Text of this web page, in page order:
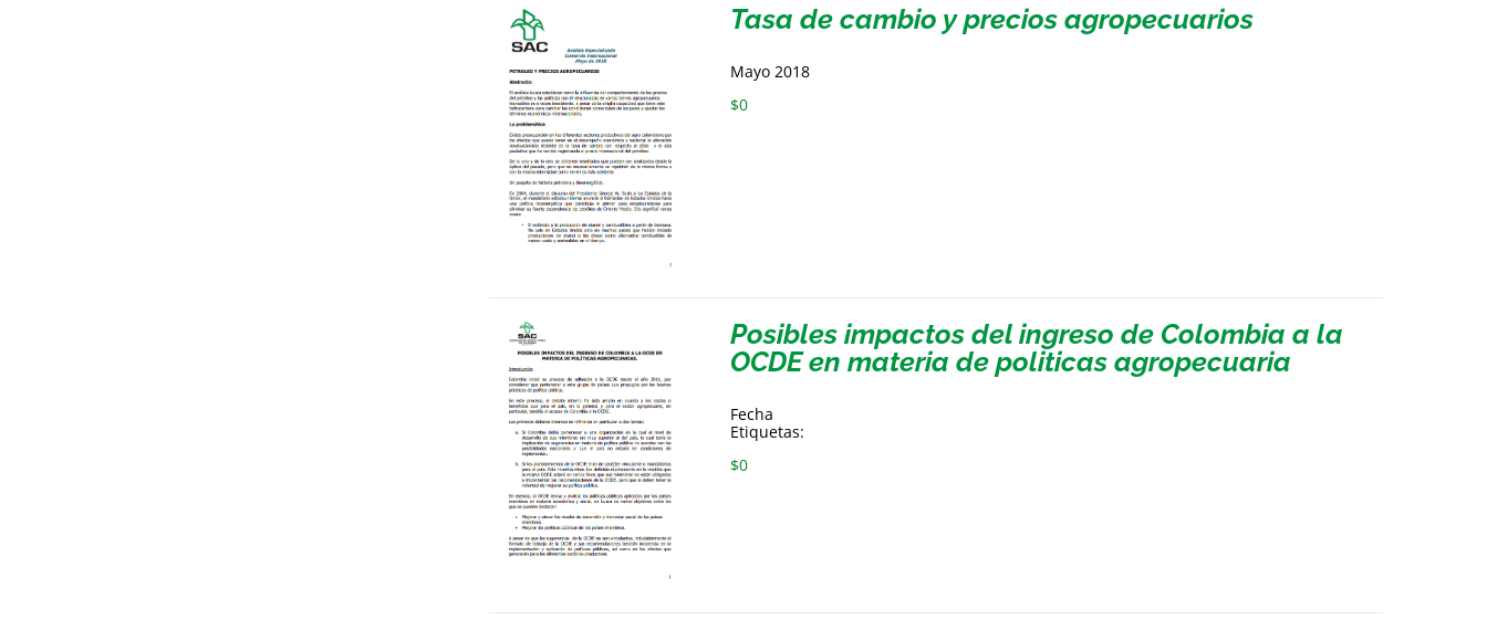
Tasa de cambio y precios agropecuarios
Mayo 2018
$0
Posibles impactos del ingreso de Colombia a la
OCDE en materia de politicas agropecuaria
Fecha
Etiquetas:
$0